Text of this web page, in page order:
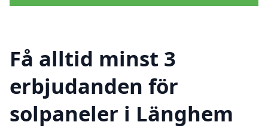
Få alltid minst 3
erbjudanden för
solpaneler i Länghem